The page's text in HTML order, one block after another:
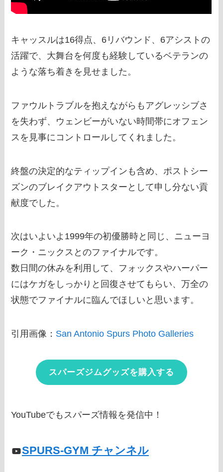
キャッスルは16得点、6リバウンド、6アシストの
活躍で、大舞台を何度も経験しているベテランの
ような落ち着きを見せました。
ファウルトラブルを抱えながらもアグレッシブさ
を失わず、ウェンビーがいない時間帯にオフェン
スを見事にコントロールしてくれました。
終盤の決定的なティップインも含め、ポストシー
ズンのブレイクアウトスターとして申し分ない貢
献度でした。
次はいよいよ1999年の初優勝時と同じ、ニューヨ
ーク・ニックスとのファイナルです。
数日間の休みを利用して、フォックスやハーパー
にはケガをしっかりと回復させてもらい、万全の
状態でファイナルに臨んでほしいと思います。
引用画像： San Antonio Spurs Photo Galleries
スパーズジムグッズを購入する
YouTubeでもスパーズ情報を発信中！
SPURS-GYM チャンネル